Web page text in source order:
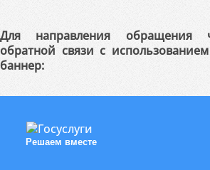
Для направления обращения
обратной связи с
баннер:
Решаем вместе